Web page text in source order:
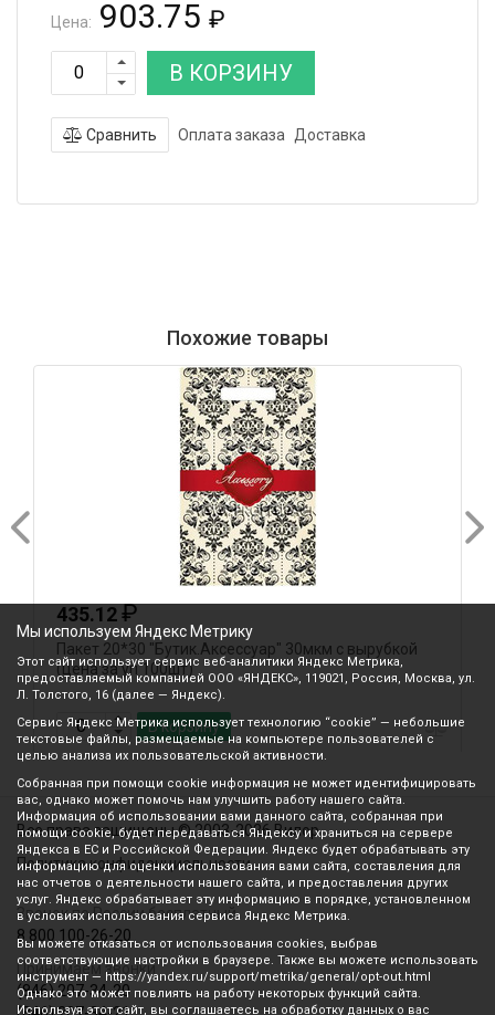
Цена: 903.75 ₽
В КОРЗИНУ
Сравнить Оплата заказа Доставка
Похожие товары
435.12₽
Пакет 20*30 "Бутик.Аксессуар" 30мкм с вырубкой
(цена за уп 100шт)
В корзину
Все права защищены © 2003-2026 Вилор
Политика конфиденциальности
Звонок по России бесплатный
8 800 100-26-20
Принимаем звонки
(846) 207-34-20
Мы используем Яндекс Метрику
Этот сайт использует сервис веб-аналитики Яндекс Метрика,
предоставляемый компанией ООО «ЯНДЕКС», 119021, Россия, Москва, ул.
Л. Толстого, 16 (далее — Яндекс).
Сервис Яндекс Метрика использует технологию “cookie” — небольшие
текстовые файлы, размещаемые на компьютере пользователей с
целью анализа их пользовательской активности.
Собранная при помощи cookie информация не может идентифицировать
вас, однако может помочь нам улучшить работу нашего сайта.
Информация об использовании вами данного сайта, собранная при
помощи cookie, будет передаваться Яндексу и храниться на сервере
Яндекса в ЕС и Российской Федерации. Яндекс будет обрабатывать эту
информацию для оценки использования вами сайта, составления для
нас отчетов о деятельности нашего сайта, и предоставления других
услуг. Яндекс обрабатывает эту информацию в порядке, установленном
в условиях использования сервиса Яндекс Метрика.
Вы можете отказаться от использования cookies, выбрав
соответствующие настройки в браузере. Также вы можете использовать
инструмент — https://yandex.ru/support/metrika/general/opt-out.html
Однако это может повлиять на работу некоторых функций сайта.
Используя этот сайт, вы соглашаетесь на обработку данных о вас